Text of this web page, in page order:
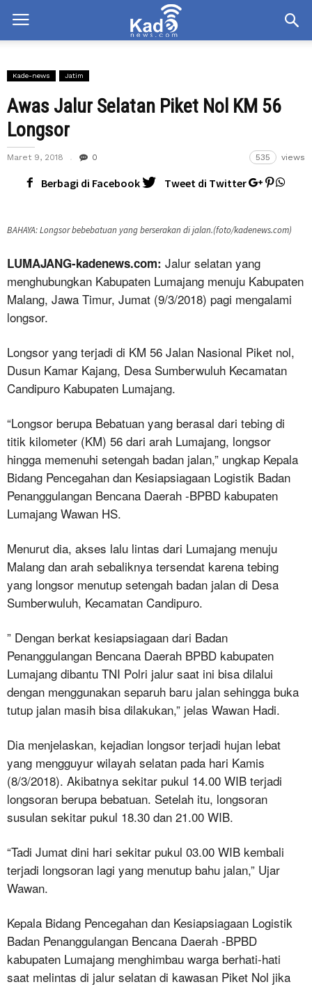
Kade-news Jatim
Awas Jalur Selatan Piket Nol KM 56
Longsor
Maret 9, 2018 0 535 views
Berbagi di Facebook Tweet di Twitter
BAHAYA: Longsor bebebatuan yang berserakan di jalan.(foto/kadenews.com)
LUMAJANG-kadenews.com: Jalur selatan yang
menghubungkan Kabupaten Lumajang menuju Kabupaten
Malang, Jawa Timur, Jumat (9/3/2018) pagi mengalami
longsor.
Longsor yang terjadi di KM 56 Jalan Nasional Piket nol,
Dusun Kamar Kajang, Desa Sumberwuluh Kecamatan
Candipuro Kabupaten Lumajang.
“Longsor berupa Bebatuan yang berasal dari tebing di
titik kilometer (KM) 56 dari arah Lumajang, longsor
hingga memenuhi setengah badan jalan,” ungkap Kepala
Bidang Pencegahan dan Kesiapsiagaan Logistik Badan
Penanggulangan Bencana Daerah -BPBD kabupaten
Lumajang Wawan HS.
Menurut dia, akses lalu lintas dari Lumajang menuju
Malang dan arah sebaliknya tersendat karena tebing
yang longsor menutup setengah badan jalan di Desa
Sumberwuluh, Kecamatan Candipuro.
” Dengan berkat kesiapsiagaan dari Badan
Penanggulangan Bencana Daerah BPBD kabupaten
Lumajang dibantu TNI Polri jalur saat ini bisa dilalui
dengan menggunakan separuh baru jalan sehingga buka
tutup jalan masih bisa dilakukan,” jelas Wawan Hadi.
Dia menjelaskan, kejadian longsor terjadi hujan lebat
yang mengguyur wilayah selatan pada hari Kamis
(8/3/2018). Akibatnya sekitar pukul 14.00 WIB terjadi
longsoran berupa bebatuan. Setelah itu, longsoran
susulan sekitar pukul 18.30 dan 21.00 WIB.
“Tadi Jumat dini hari sekitar pukul 03.00 WIB kembali
terjadi longsoran lagi yang menutup bahu jalan,” Ujar
Wawan.
Kepala Bidang Pencegahan dan Kesiapsiagaan Logistik
Badan Penanggulangan Bencana Daerah -BPBD
kabupaten Lumajang menghimbau warga berhati-hati
saat melintas di jalur selatan di kawasan Piket Nol jika